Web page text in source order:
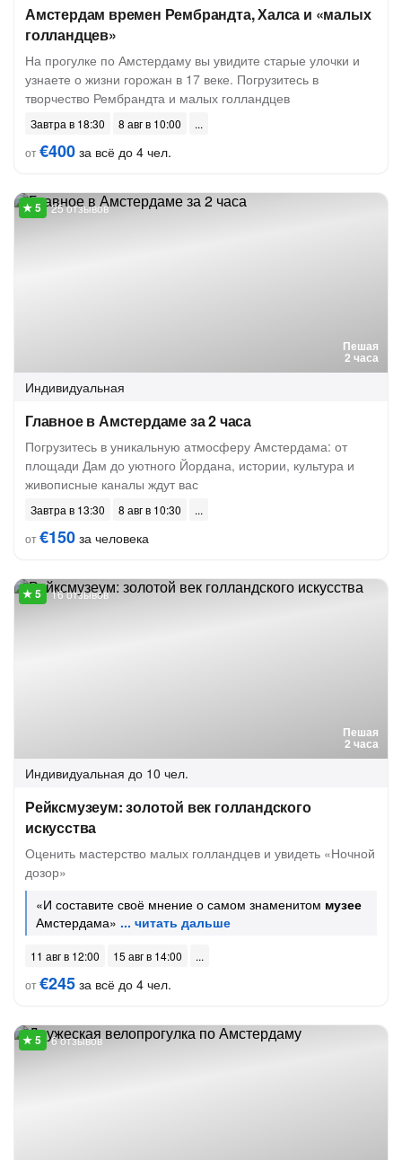
Амстердам времен Рембрандта, Халса и «малых
голландцев»
На прогулке по Амстердаму вы увидите старые улочки и
узнаете о жизни горожан в 17 веке. Погрузитесь в
творчество Рембрандта и малых голландцев
Завтра в 18:30
8 авг в 10:00
от€400 за всё до 4 чел.
Пешая
2 часа
25 отзывов
Индивидуальная
Главное в Амстердаме за 2 часа
Погрузитесь в уникальную атмосферу Амстердама: от
площади Дам до уютного Йордана, истории, культура и
живописные каналы ждут вас
Завтра в 13:30
8 авг в 10:30
от€150 за человека
Пешая
2 часа
16 отзывов
Индивидуальная до 10 чел.
Рейксмузеум: золотой век голландского
искусства
Оценить мастерство малых голландцев и увидеть «Ночной
дозор»
«И составите своё мнение о самом знаменитом музее
Амстердама»
11 авг в 12:00
15 авг в 14:00
от€245 за всё до 4 чел.
6 отзывов